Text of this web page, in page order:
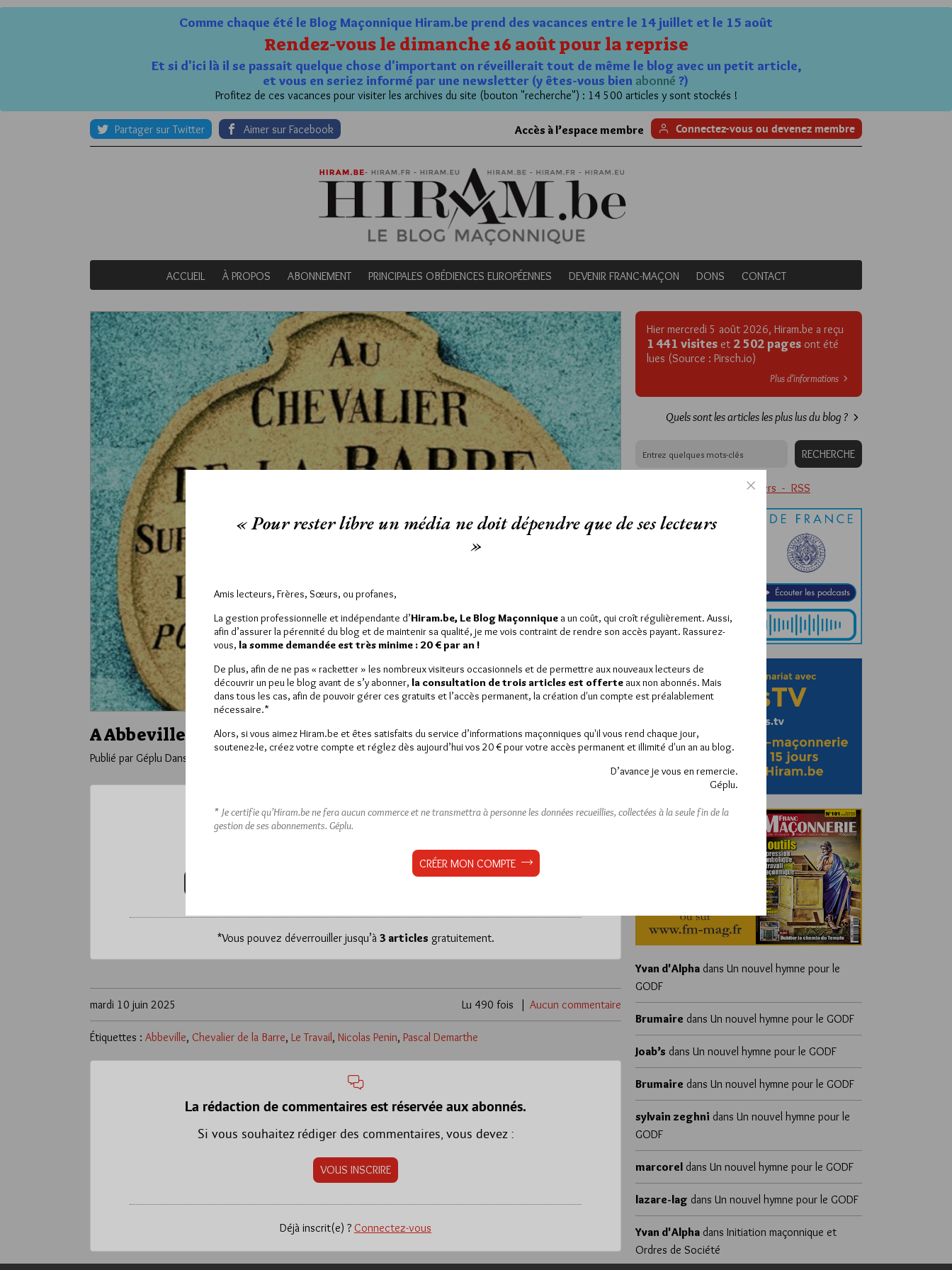
Comme chaque été le Blog Maçonnique Hiram.be prend des vacances entre le 14 juillet et le 15 août
Rendez-vous le dimanche 16 août pour la reprise
Et si d'ici là il se passait quelque chose d'important on réveillerait tout de même le blog avec un petit article,
et vous en seriez informé par une newsletter (y êtes-vous bien abonné ?)
Profitez de ces vacances pour visiter les archives du site (bouton "recherche") : 14 500 articles y sont stockés !
Partager sur Twitter Aimer sur Facebook Accès à l’espace membre Connectez-vous ou devenez membre
ACCUEIL À PROPOS ABONNEMENT PRINCIPALES OBÉDIENCES EUROPÉENNES DEVENIR FRANC-MAÇON DONS CONTACT
A Abbeville une statue en mémoire au Chevalier de la Barre
Publié par Géplu Dans
Ce contenu est réservé aux abonnés.
Pour accéder à cet article, vous pouvez choisir de :
*Vous pouvez déverrouiller jusqu’à 3 articles gratuitement.
mardi 10 juin 2025 Aucun commentaire
Lu 490 fois
Étiquettes : Abbeville, Chevalier de la Barre, Le Travail , Nicolas Penin, Pascal Demarthe
La rédaction de commentaires est réservée aux abonnés.
Si vous souhaitez rédiger des commentaires, vous devez :
VOUS INSCRIRE
Déjà inscrit(e) ? Connectez-vous
Hier mercredi 5 août 2026, Hiram.be a reçu
1 441 visites et 2 502 pages ont été
lues (Source : Pirsch.io)
Plus d’informations
Quels sont les articles les plus lus du blog ?
Abonnement aux Newsletters - RSS
Yvan d'Alpha dans Un nouvel hymne pour le
GODF
Brumaire dans Un nouvel hymne pour le GODF
Joab’s dans Un nouvel hymne pour le GODF
Brumaire dans Un nouvel hymne pour le GODF
sylvain zeghni dans Un nouvel hymne pour le
GODF
marcorel dans Un nouvel hymne pour le GODF
lazare-lag dans Un nouvel hymne pour le GODF
Yvan d'Alpha dans Initiation maçonnique et
Ordres de Société
« Pour rester libre un média ne doit dépendre que de ses lecteurs
»
Amis lecteurs, Frères, Sœurs, ou profanes,
La gestion professionnelle et indépendante d’Hiram.be, Le Blog Maçonnique a un coût, qui croît régulièrement. Aussi,
afin d’assurer la pérennité du blog et de maintenir sa qualité, je me vois contraint de rendre son accès payant. Rassurez-
vous, la somme demandée est très minime : 20 € par an !
De plus, afin de ne pas « racketter » les nombreux visiteurs occasionnels et de permettre aux nouveaux lecteurs de
découvrir un peu le blog avant de s’y abonner, la consultation de trois articles est offerte aux non abonnés. Mais
dans tous les cas, afin de pouvoir gérer ces gratuits et l’accès permanent, la création d'un compte est préalablement
nécessaire.*
Alors, si vous aimez Hiram.be et êtes satisfaits du service d’informations maçonniques qu'il vous rend chaque jour,
soutenez-le, créez votre compte et réglez dès aujourd’hui vos 20 € pour votre accès permanent et illimité d'un an au blog.
D’avance je vous en remercie.
Géplu.
* Je certifie qu’Hiram.be ne fera aucun commerce et ne transmettra à personne les données recueillies, collectées à la seule fin de la
gestion de ses abonnements. Géplu.
CRÉER MON COMPTE